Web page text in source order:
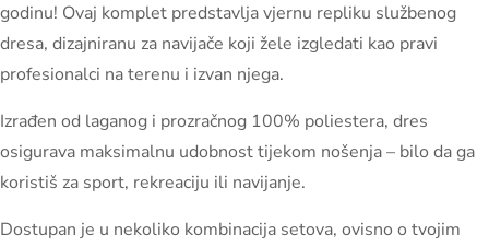
godinu! Ovaj komplet predstavlja vjernu repliku službenog
dresa, dizajniranu za navijače koji žele izgledati kao pravi
profesionalci na terenu i izvan njega.
Izrađen od laganog i prozračnog 100% poliestera, dres
osigurava maksimalnu udobnost tijekom nošenja – bilo da ga
koristiš za sport, rekreaciju ili navijanje.
Dostupan je u nekoliko kombinacija setova, ovisno o tvojim